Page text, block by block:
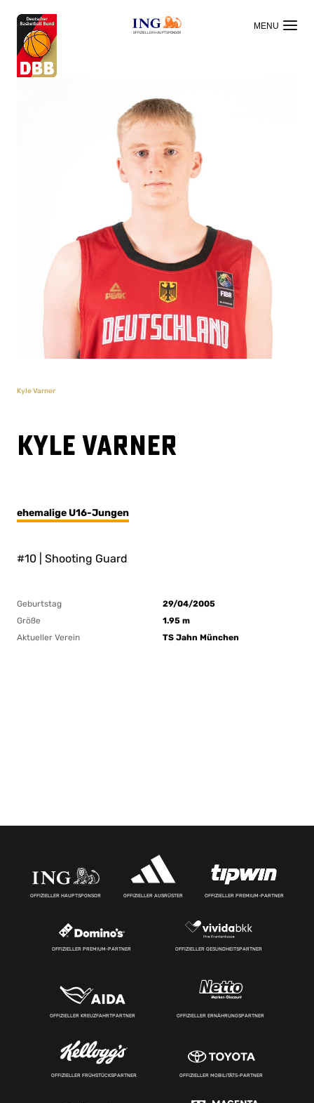
OFFIZIELLER HAUPTSPONSOR
Kyle Varner
Kyle Varner
ehemalige U16-Jungen
#10 | Shooting Guard
Geburtstag
29/04/2005
Größe
1.95 m
Aktueller Verein
TS Jahn München
OFFIZIELLER HAUPTSPONSOR OFFIZIELLER AUSRÜSTER OFFIZIELLER PREMIUM-PARTNER
OFFIZIELLER PREMIUM-PARTNER OFFIZIELLER GESUNDHEITSPARTNER
OFFIZIELLER KREUZFAHRTPARTNER OFFIZIELLER ERNÄHRUNGSPARTNER
OFFIZIELLER FRÜHSTÜCKSPARTNER OFFIZIELLER MOBILITÄTS-PARTNER